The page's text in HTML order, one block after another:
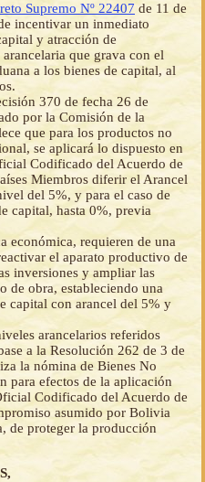
Supremo Nº 22407 de 11 de
incentivar un inmediato
y atracción de
que grava con el
a los bienes de capital, al
370 de fecha 26 de
por la Comisión de la
que para los productos no
se aplicará lo dispuesto en
Codificado del Acuerdo de
Miembros diferir el Arancel
del 5%, y para el caso de
capital, hasta 0%, previa
económica, requieren de una
el aparato productivo de
inversiones y ampliar las
de obra, estableciendo una
capital con arancel del 5% y
arancelarios referidos
a la Resolución 262 de 3 de
la nómina de Bienes No
para efectos de la aplicación
Codificado del Acuerdo de
asumido por Bolivia
de proteger la producción